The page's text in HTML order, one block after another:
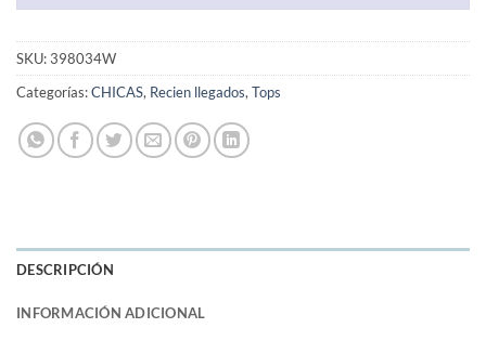
SKU:398034W
Categorías:CHICAS, Recien llegados, Tops
DESCRIPCIÓN
INFORMACIÓN ADICIONAL